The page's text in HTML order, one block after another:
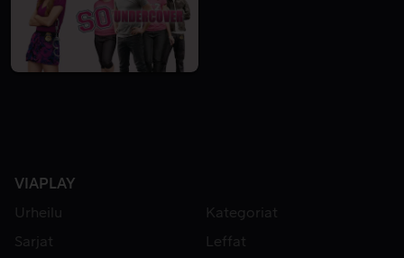
VIAPLAY
Urheilu
Kategoriat
Sarjat
Leffat